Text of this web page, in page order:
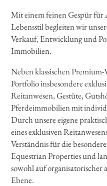
Mit einem feinen Gespür
Lebensstil begleiten wir
Verkauf, Entwicklung und
Immobilien.
Neben klassischen
Portfolio insbesondere
Reitanwesen, Gestüte,
Pferdeimmobilien mit
Durch unsere eigene
eines exklusiven
Verständnis für die
Equestrian Properties und
sowohl auf
Ebene.